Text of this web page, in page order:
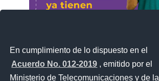
En cumplimiento de lo dispuesto en el
Acuerdo No. 012-2019 , emitido por el
Ministerio de Telecomunicaciones y de la